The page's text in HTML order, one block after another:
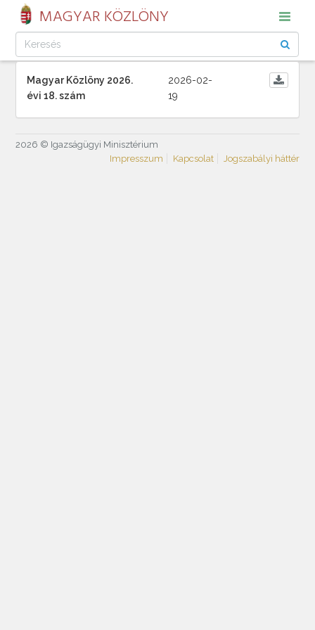
MAGYAR KÖZLÖNY
Magyar Közlöny 2026.
évi 18. szám
2026-02-
19
2026 © Igazságügyi Minisztérium
Impresszum
Kapcsolat Jogszabályi háttér